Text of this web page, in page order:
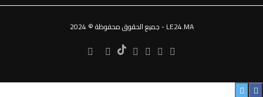
LE24.MA - جميع الحقوق محفوظة © 2024